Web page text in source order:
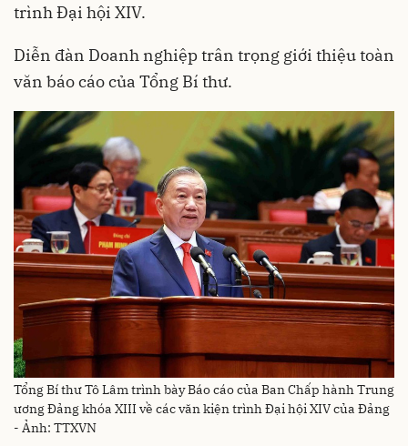
trình Đại hội XIV.
Diễn đàn Doanh nghiệp trân trọng giới thiệu toàn
văn báo cáo của Tổng Bí thư.
Tổng Bí thư Tô Lâm trình bày Báo cáo của Ban Chấp hành Trung
ương Đảng khóa XIII về các văn kiện trình Đại hội XIV của Đảng
- Ảnh: TTXVN